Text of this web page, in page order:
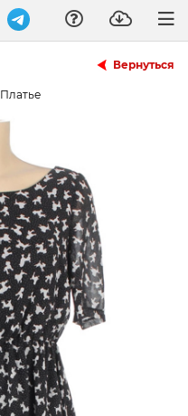
Вернуться
Платье